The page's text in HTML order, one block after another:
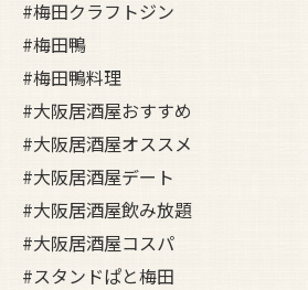
#梅田クラフトジン
#梅田鴨
#梅田鴨料理
#大阪居酒屋おすすめ
#大阪居酒屋オススメ
#大阪居酒屋デート
#大阪居酒屋飲み放題
#大阪居酒屋コスパ
#スタンドぱと梅田